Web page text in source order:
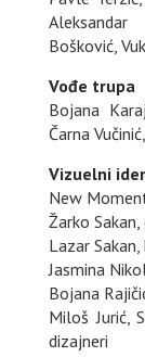
Bošković,
Vođe trupa
Bojana
Čarna
Vizuelni
New
Žarko
Lazar
Jasmina
Bojana
Miloš Jurić,
dizajneri